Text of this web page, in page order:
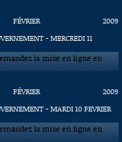
FÉVRIER
2009
- MERCREDI 11
la mise en ligne en
FÉVRIER
2009
- MARDI 10 FEVRIER
la mise en ligne en